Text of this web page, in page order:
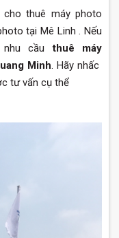
n
cho thuê máy photo
tại Mê Linh . Nếu
nhu cầuthuê máy
Minh. Hãy nhấc
tư vấn cụ thể